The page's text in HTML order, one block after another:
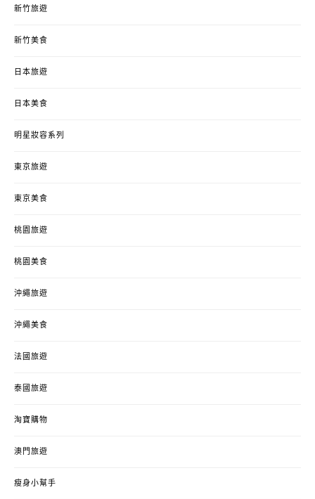
新竹旅遊
新竹美食
日本旅遊
日本美食
明星妝容系列
東京旅遊
東京美食
桃園旅遊
桃園美食
沖繩旅遊
沖繩美食
法國旅遊
泰國旅遊
淘寶購物
澳門旅遊
瘦身小幫手